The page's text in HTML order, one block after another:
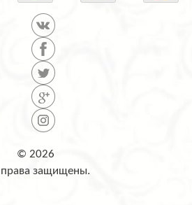
© 2026
права защищены.